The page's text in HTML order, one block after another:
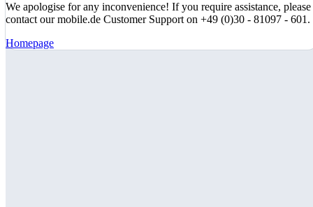
We apologise for any inconvenience! If you require assistance, please
contact our mobile.de Customer Support on +49 (0)30 - 81097 - 601.
Homepage